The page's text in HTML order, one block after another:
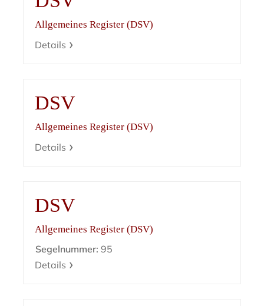
Allgemeines Register (DSV)
Details
DSV
Allgemeines Register (DSV)
Details
DSV
Allgemeines Register (DSV)
Segelnummer: 95
Details